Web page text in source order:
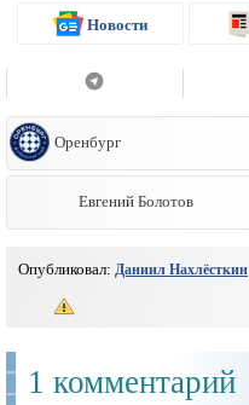
Новости
Оренбург
Евгений Болотов
Опубликовал: Даниил Нахлёсткин
1 комментарий